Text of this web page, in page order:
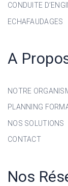
CONDUITE
ECHAFAUDAGES
A
NOTRE
PLANNING
NOS SOLUTIONS
CONTACT
Nos